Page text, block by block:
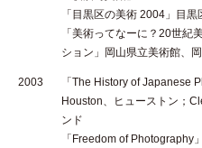
「目黒区の美術 2004」目
「美術ってなーに？20世
ション」岡山県立美術館、
2003
「The History of Japanese
Houston、ヒューストン；
ンド
「Freedom of Photography